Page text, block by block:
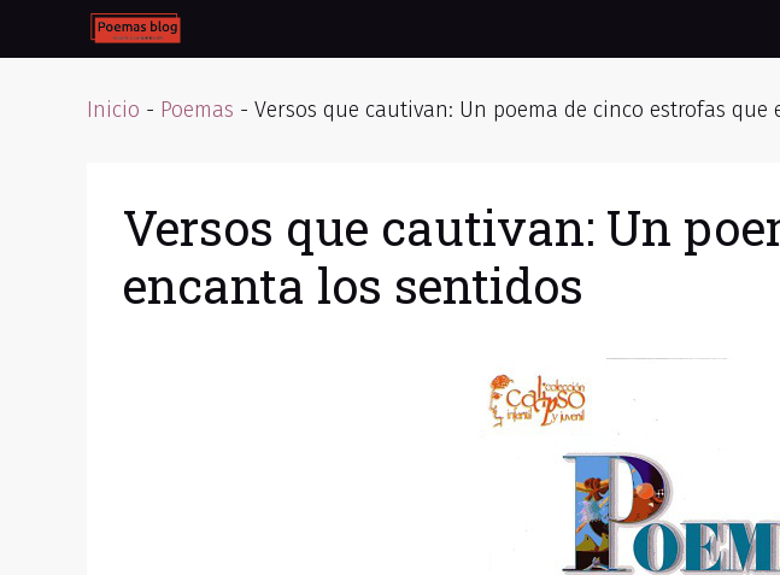
Inicio - Poemas - Versos que cautivan: Un poema de cinco estrofas que
Versos que cautivan: Un
encanta los sentidos